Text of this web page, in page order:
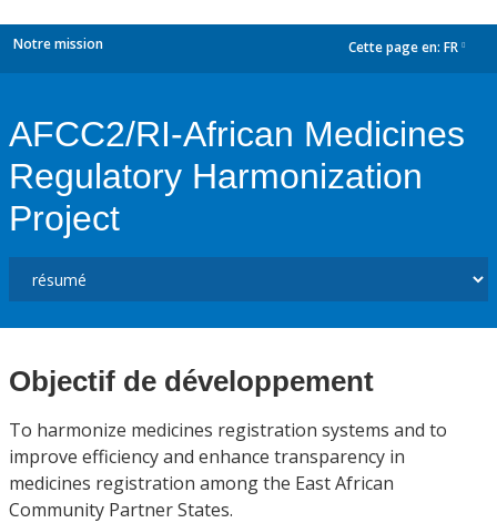
Notre mission Cette page en: FR
AFCC2/RI-African Medicines
Regulatory Harmonization
Project
Objectif de développement
To harmonize medicines registration systems and to
improve efficiency and enhance transparency in
medicines registration among the East African
Community Partner States.